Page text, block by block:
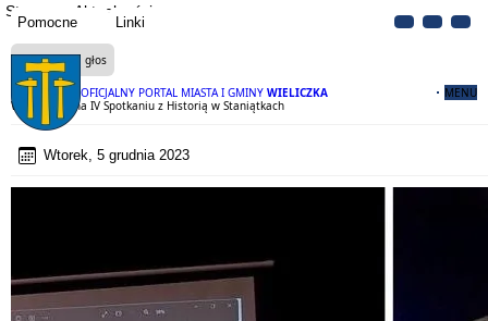
Pomocne Linki
OFICJALNY PORTAL MIASTA I GMINY WIELICZKA MENU
Strona Aktualności
Czytaj na głos
Wieliczanie na IV Spotkaniu z Historią w Staniątkach
Wtorek, 5 grudnia 2023